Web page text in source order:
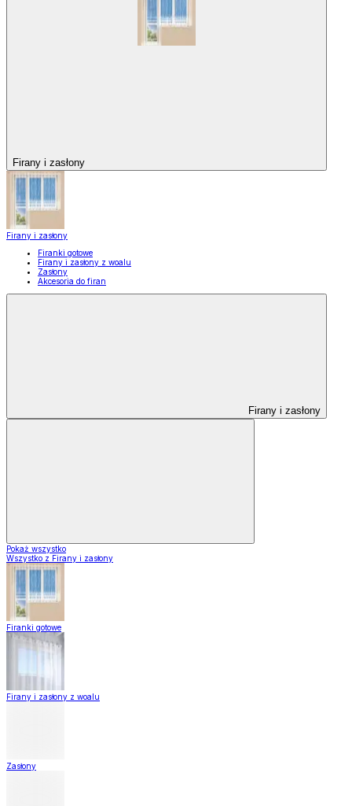
Firany i zasłony
Firany i zasłony
Firanki gotowe
Firany i zasłony z woalu
Zasłony
Akcesoria do firan
Firany i zasłony
Pokaż wszystko
Wszystko z Firany i zasłony
Firanki gotowe
Firany i zasłony z woalu
Zasłony